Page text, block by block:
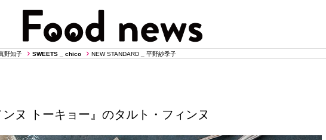
野知子 SWEETS _ chico NEW STANDARD _ 平野紗季子
ンヌ トーキョー』のタルト・フィンヌ